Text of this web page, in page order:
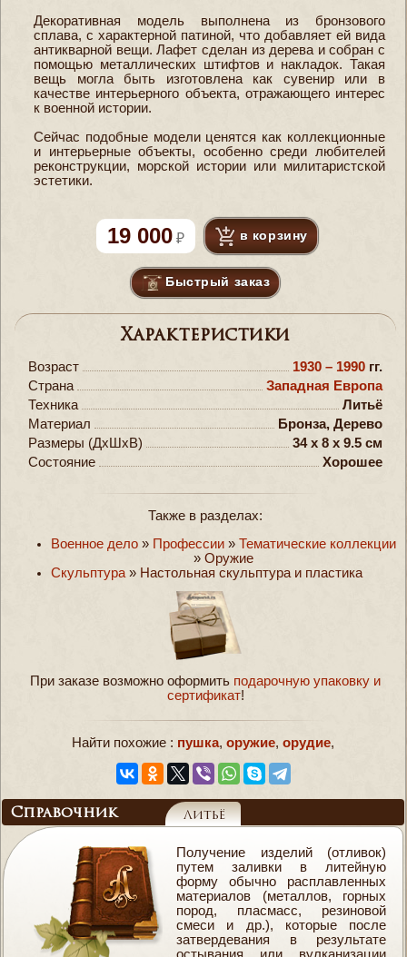
Декоративная модель выполнена из бронзового
сплава, с характерной патиной, что добавляет ей вида
антикварной вещи. Лафет сделан из дерева и собран с
помощью металлических штифтов и накладок. Такая
вещь могла быть изготовлена как сувенир или в
качестве интерьерного объекта, отражающего интерес
к военной истории.
Сейчас подобные модели ценятся как коллекционные
и интерьерные объекты, особенно среди любителей
реконструкции, морской истории или милитаристской
эстетики.
19 000 в корзину
Быстрый заказ
Характеристики
Возраст 1930 – 1990 гг.
Страна
Западная Европа
Техника
Литьё
Материал
Бронза, Дерево
Размеры (ДxШxВ)
34 x 8 x 9.5 см
Состояние
Хорошее
Также в разделах:
Военное дело » Профессии » Тематические коллекции
» Оружие
Скульптура » Настольная скульптура и пластика
При заказе возможно оформить подарочную упаковку и
сертификат!
Найти похожие : пушка, оружие, орудие,
Справочник Литьё
Получение изделий (отливок)
путем заливки в литейную
форму обычно расплавленных
материалов (металлов, горных
пород, пласмасс, резиновой
смеси и др.), которые после
затвердевания в результате